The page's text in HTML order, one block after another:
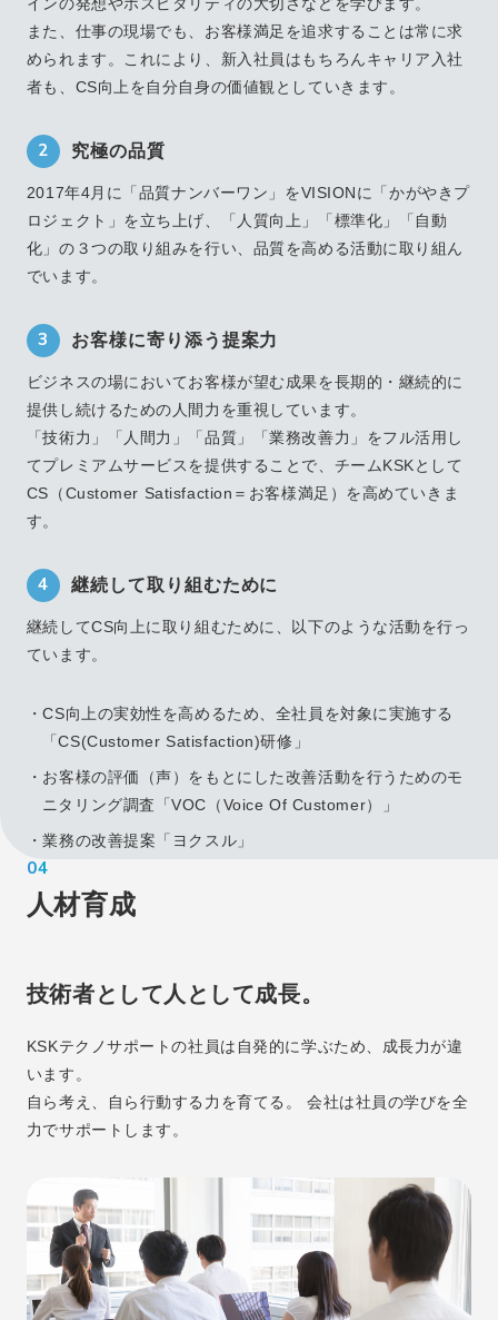
また、仕事の現場でも、お客様満足を追求することは常に求
められます。これにより、新入社員はもちろんキャリア入社
者も、CS向上を自分自身の価値観としていきます。
2 究極の品質
2017年4⽉に「品質ナンバーワン」をVISIONに「かがやきプ
ロジェクト」を⽴ち上げ、「⼈質向上」「標準化」「⾃動
化」の３つの取り組みを⾏い、品質を⾼める活動に取り組ん
でいます。
3 お客様に寄り添う提案力
ビジネスの場においてお客様が望む成果を長期的・継続的に
提供し続けるための人間力を重視しています。
「技術力」「人間力」「品質」「業務改善力」をフル活用し
てプレミアムサービスを提供することで、チームKSKとして
CS（Customer Satisfaction＝お客様満足）を高めていきま
す。
4 継続して取り組むために
継続してCS向上に取り組むために、以下のような活動を行っ
ています。
・CS向上の実効性を高めるため、全社員を対象に実施する
「CS(Customer Satisfaction)研修」
・お客様の評価（声）をもとにした改善活動を行うためのモ
ニタリング調査「VOC（Voice Of Customer）」
・業務の改善提案「ヨクスル」
04
人材育成
技術者として人として成長。
KSKテクノサポートの社員は自発的に学ぶため、成長力が違
います。
自ら考え、自ら行動する力を育てる。
会社は社員の学びを全
力でサポートします。